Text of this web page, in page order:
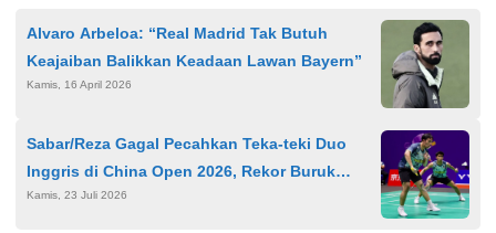
Alvaro Arbeloa: “Real Madrid Tak Butuh
Keajaiban Balikkan Keadaan Lawan Bayern”
Kamis, 16 April 2026
Sabar/Reza Gagal Pecahkan Teka-teki Duo
Inggris di China Open 2026, Rekor Buruk
Berlanjut
Kamis, 23 Juli 2026